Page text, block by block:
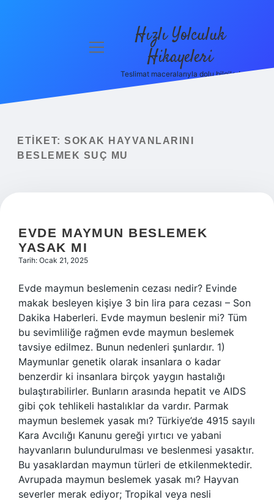
Yasal Uyarı
menüyü
Hızlı Yolculuk
Hikayeleri
Teslimat maceralarıyla dolu bilgiler!
ETIKET: SOKAK HAYVANLARINI
BESLEMEK SUÇ MU
EVDE MAYMUN BESLEMEK
YASAK MI
Tarih: Ocak 21, 2025
Evde maymun beslemenin cezası nedir? Evinde
makak besleyen kişiye 3 bin lira para cezası – Son
Dakika Haberleri. Evde maymun beslenir mi? Tüm
bu sevimliliğe rağmen evde maymun beslemek
tavsiye edilmez. Bunun nedenleri şunlardır. 1)
Maymunlar genetik olarak insanlara o kadar
benzerdir ki insanlara birçok yaygın hastalığı
bulaştırabilirler. Bunların arasında hepatit ve AIDS
gibi çok tehlikeli hastalıklar da vardır. Parmak
maymun beslemek yasak mı? Türkiye’de 4915 sayılı
Kara Avcılığı Kanunu gereği yırtıcı ve yabani
hayvanların bulundurulması ve beslenmesi yasaktır.
Bu yasaklardan maymun türleri de etkilenmektedir.
Avrupada maymun beslemek yasak mı? Hayvan
severler merak ediyor; Tropikal veya nesli